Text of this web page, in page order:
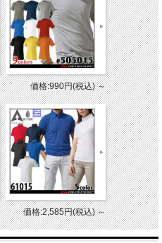
価格:990円(税込)～
価格:2,585円(税込)～